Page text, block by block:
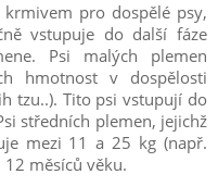
pro dospělé psy,
vstupuje do další fáze
Psi malých plemen
hmotnost v dospělosti
tzu..). Tito psi vstupují do
středních plemen, jejichž
mezi 11 a 25 kg (např.
měsíců věku.